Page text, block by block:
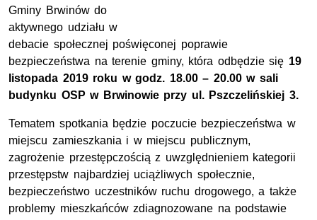
Gminy Brwinów do
aktywnego udziału w
debacie społecznej poświęconej poprawie
bezpieczeństwa na terenie gminy, która odbędzie się 19
listopada 2019 roku w godz. 18.00 – 20.00 w sali
budynku OSP w Brwinowie przy ul. Pszczelińskiej 3.
Tematem spotkania będzie poczucie bezpieczeństwa w
miejscu zamieszkania i w miejscu publicznym,
zagrożenie przestępczością z uwzględnieniem kategorii
przestępstw najbardziej uciążliwych społecznie,
bezpieczeństwo uczestników ruchu drogowego, a także
problemy mieszkańców zdiagnozowane na podstawie